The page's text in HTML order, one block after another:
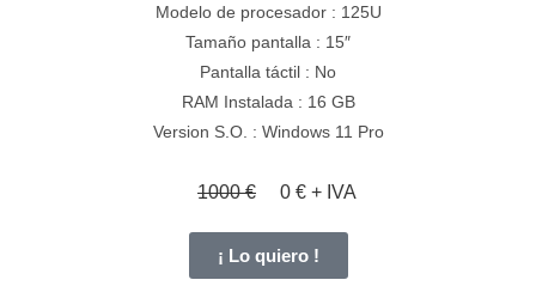
Modelo de procesador : 125U
Tamaño pantalla : 15″
Pantalla táctil : No
RAM Instalada : 16 GB
Version S.O. : Windows 11 Pro
1000 € 0 € + IVA
¡ Lo quiero !